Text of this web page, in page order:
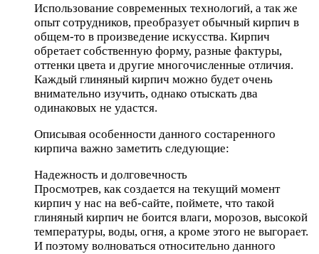
Использование современных технологий, а так же
опыт сотрудников, преобразует обычный кирпич в
общем-то в произведение искусства. Кирпич
обретает собственную форму, разные фактуры,
оттенки цвета и другие многочисленные отличия.
Каждый глиняный кирпич можно будет очень
внимательно изучить, однако отыскать два
одинаковых не удастся.
Описывая особенности данного состаренного
кирпича важно заметить следующие:
Надежность и долговечность
Просмотрев, как создается на текущий момент
кирпич у нас на веб-сайте, поймете, что такой
глиняный кирпич не боится влаги, морозов, высокой
температуры, воды, огня, а кроме этого не выгорает.
И поэтому волноваться относительно данного